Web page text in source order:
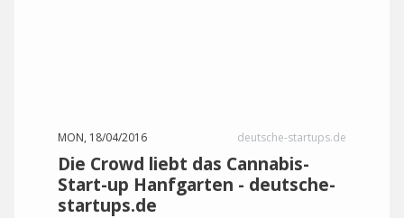
MON, 18/04/2016 deutsche-startups.de
Die Crowd liebt das Cannabis-
Start-up Hanfgarten - deutsche-
startups.de